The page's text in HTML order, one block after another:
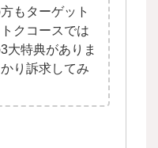
もターゲット
クコースでは
大特典がありま
り訴求してみ